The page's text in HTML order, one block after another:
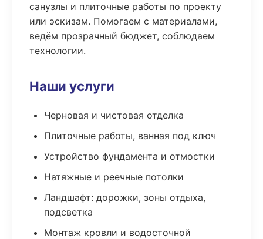
санузлы и плиточные работы по проекту
или эскизам. Помогаем с материалами,
ведём прозрачный бюджет, соблюдаем
технологии.
Наши услуги
Черновая и чистовая отделка
Плиточные работы, ванная под ключ
Устройство фундамента и отмостки
Натяжные и реечные потолки
Ландшафт: дорожки, зоны отдыха,
подсветка
Монтаж кровли и водосточной